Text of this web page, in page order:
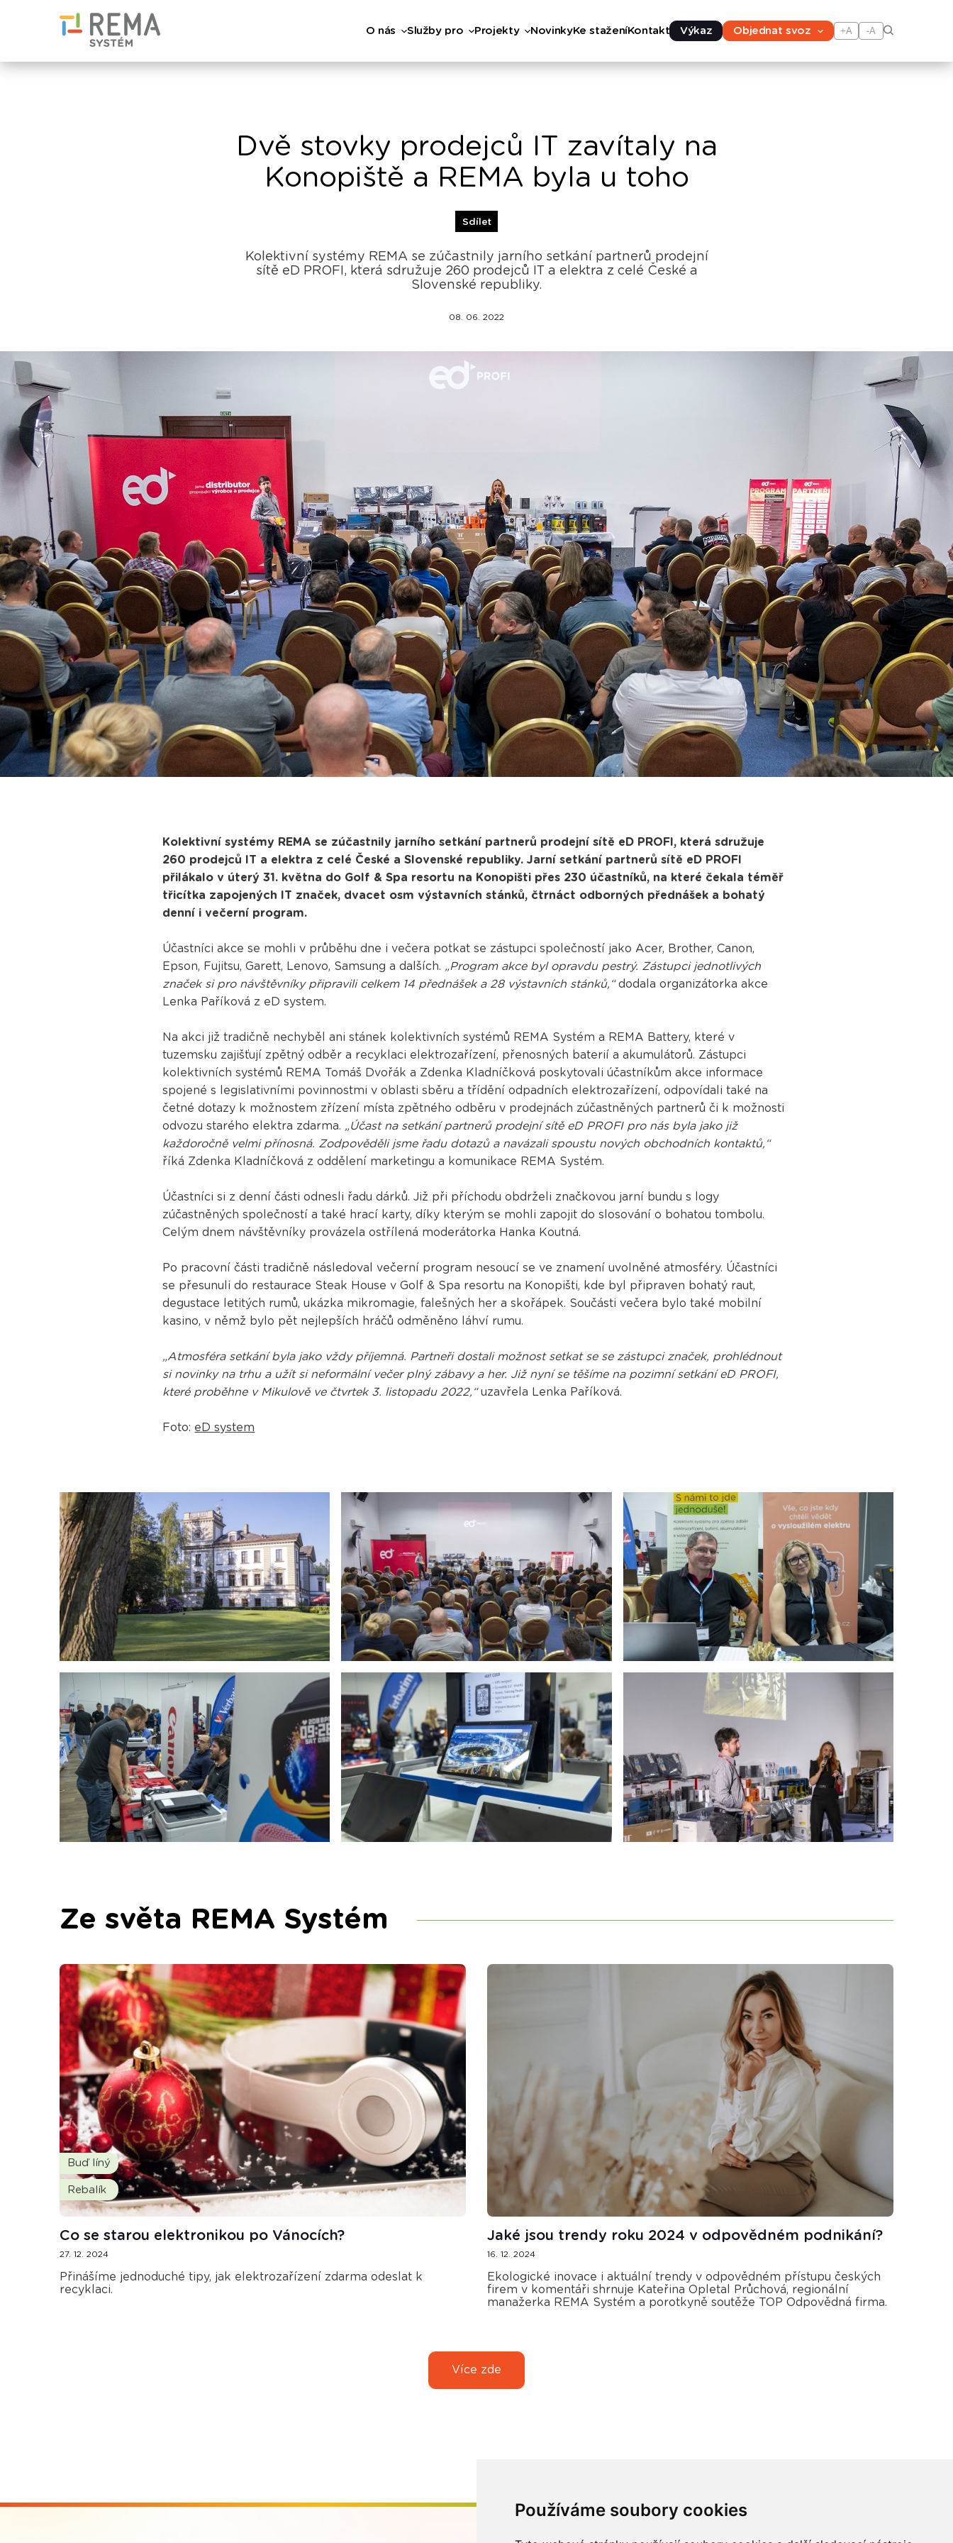
Používáme soubory cookies
O nás Služby pro Projekty NovinkyKe staženíKontakt Výkaz Objednat svoz +A -A
Dvě stovky prodejců IT zavítaly na
Konopiště a REMA byla u toho
Sdílet
Kolektivní systémy REMA se zúčastnily jarního setkání partnerů prodejní
sítě eD PROFI, která sdružuje 260 prodejců IT a elektra z celé České a
Slovenské republiky.
08. 06. 2022
Kolektivní systémy REMA se zúčastnily jarního setkání partnerů prodejní sítě eD PROFI, která sdružuje
260 prodejců IT a elektra z celé České a Slovenské republiky. Jarní setkání partnerů sítě eD PROFI
přilákalo v úterý 31. května do Golf & Spa resortu na Konopišti přes 230 účastníků, na které čekala téměř
třicítka zapojených IT značek, dvacet osm výstavních stánků, čtrnáct odborných přednášek a bohatý
denní i večerní program.
Účastníci akce se mohli v průběhu dne i večera potkat se zástupci společností jako Acer, Brother, Canon,
Epson, Fujitsu, Garett, Lenovo, Samsung a dalších. „Program akce byl opravdu pestrý. Zástupci jednotlivých
značek si pro návštěvníky připravili celkem 14 přednášek a 28 výstavních stánků,“dodala organizátorka akce
Lenka Paříková z eD system.
Na akci již tradičně nechyběl ani stánek kolektivních systémů REMA Systém a REMA Battery, které v
tuzemsku zajišťují zpětný odběr a recyklaci elektrozařízení, přenosných baterií a akumulátorů. Zástupci
kolektivních systémů REMA Tomáš Dvořák a Zdenka Kladníčková poskytovali účastníkům akce informace
spojené s legislativními povinnostmi v oblasti sběru a třídění odpadních elektrozařízení, odpovídali také na
četné dotazy k možnostem zřízení místa zpětného odběru v prodejnách zúčastněných partnerů či k možnosti
odvozu starého elektra zdarma. „Účast na setkání partnerů prodejní sítě eD PROFI pro nás byla jako již
každoročně velmi přínosná. Zodpověděli jsme řadu dotazů a navázali spoustu nových obchodních kontaktů,“
říká Zdenka Kladníčková z oddělení marketingu a komunikace REMA Systém.
Účastníci si z denní části odnesli řadu dárků. Již při příchodu obdrželi značkovou jarní bundu s logy
zúčastněných společností a také hrací karty, díky kterým se mohli zapojit do slosování o bohatou tombolu.
Celým dnem návštěvníky provázela ostřílená moderátorka Hanka Koutná.
Po pracovní části tradičně následoval večerní program nesoucí se ve znamení uvolněné atmosféry. Účastníci
se přesunuli do restaurace Steak House v Golf & Spa resortu na Konopišti, kde byl připraven bohatý raut,
degustace letitých rumů, ukázka mikromagie, falešných her a skořápek. Součásti večera bylo také mobilní
kasino, v němž bylo pět nejlepších hráčů odměněno láhví rumu.
„Atmosféra setkání byla jako vždy příjemná. Partneři dostali možnost setkat se se zástupci značek, prohlédnout
si novinky na trhu a užít si neformální večer plný zábavy a her. Již nyní se těšíme na pozimní setkání eD PROFI,
které proběhne v Mikulově ve čtvrtek 3. listopadu 2022,“uzavřela Lenka Paříková.
Foto: eD system
Ze světa REMA Systém
Buď líný
Rebalík
Co se starou elektronikou po Vánocích?
27. 12. 2024
Přinášíme jednoduché tipy, jak elektrozařízení zdarma odeslat k
recyklaci.
Jaké jsou trendy roku 2024 v odpovědném podnikání?
16. 12. 2024
Ekologické inovace i aktuální trendy v odpovědném přístupu českých
firem v komentáři shrnuje Kateřina Opletal Průchová, regionální
manažerka REMA Systém a porotkyně soutěže TOP Odpovědná firma.
Více zde